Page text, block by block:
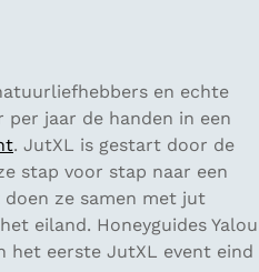
en echte
per jaar de handen in een
. JutXL is gestart door de
stap voor stap naar een
ze samen met jut
eiland. Honeyguides Yalou
het eerste JutXL event eind